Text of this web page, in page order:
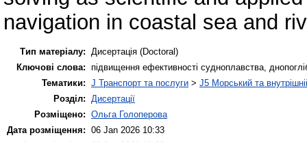
navigation in coastal sea and
Тип матеріалу: Дисертація (Doctoral)
Ключові слова: підвищення ефективності судноплавства,
Тематики: J Транспорт та послуги > J5 Морський та
Розділ: Дисертації
Розміщено: Ольга Голоперова
Дата розміщення: 06 Jan 2026 10:33